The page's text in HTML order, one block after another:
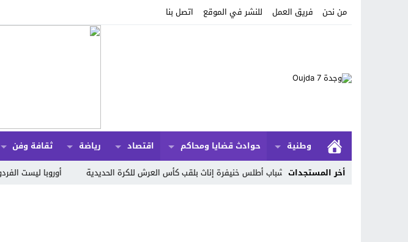
من نحن فريق العمل للنشر في الموقع اتصل بنا
وطنية حوادث قضايا ومحاكم اقتصاد رياضة ثقافة وفن
أخر المستجدات
سطاد المغربي ذكور وشباب أطلس خنيفرة إناث بلقب كأس العرش للكرة الحديدية أوروبا ليست الفردوس المفقود!